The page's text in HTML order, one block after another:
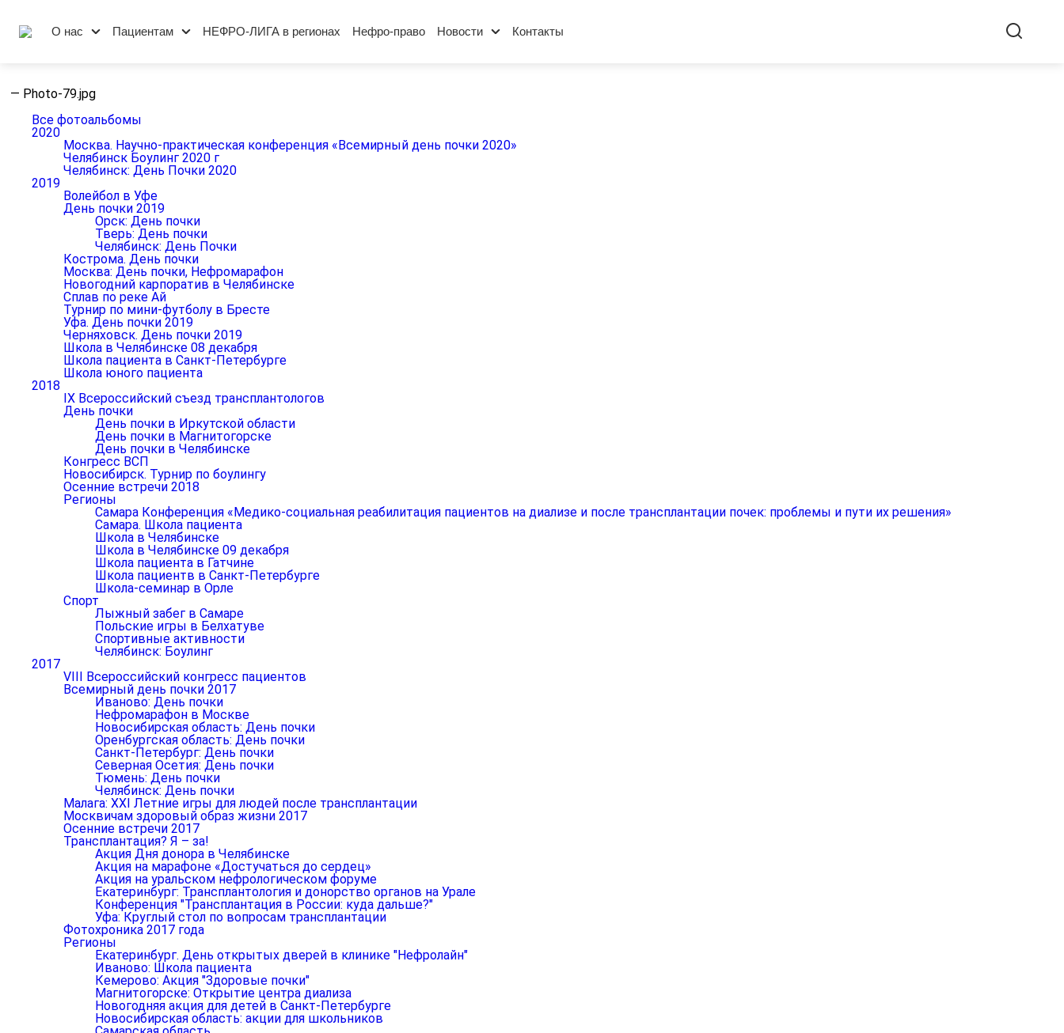
О нас Пациентам НЕФРО-ЛИГА в регионах Нефро-право Новости Контакты
— Photo-79.jpg
Все фотоальбомы
2020
Москва. Научно-практическая конференция «Всемирный день почки 2020»
Челябинск Боулинг 2020 г
Челябинск: День Почки 2020
2019
Волейбол в Уфе
День почки 2019
Орск: День почки
Тверь: День почки
Челябинск: День Почки
Кострома. День почки
Москва: День почки, Нефромарафон
Новогодний карпоратив в Челябинске
Сплав по реке Ай
Турнир по мини-футболу в Бресте
Уфа. День почки 2019
Черняховск. День почки 2019
Школа в Челябинске 08 декабря
Школа пациента в Санкт-Петербурге
Школа юного пациента
2018
IX Всероссийский съезд трансплантологов
День почки
День почки в Иркутской области
День почки в Магнитогорске
День почки в Челябинске
Конгресс ВСП
Новосибирск. Турнир по боулингу
Осенние встречи 2018
Регионы
Самара Конференция «Медико-социальная реабилитация пациентов на диализе и после трансплантации почек: проблемы и пути их решения»
Самара. Школа пациента
Школа в Челябинске
Школа в Челябинске 09 декабря
Школа пациента в Гатчине
Школа пациентв в Санкт-Петербурге
Школа-семинар в Орле
Спорт
Лыжный забег в Самаре
Польские игры в Белхатуве
Спортивные активности
Челябинск: Боулинг
2017
VIII Всероссийский конгресс пациентов
Всемирный день почки 2017
Иваново: День почки
Нефромарафон в Москве
Новосибирская область: День почки
Оренбургская область: День почки
Санкт-Петербург: День почки
Северная Осетия: День почки
Тюмень: День почки
Челябинск: День почки
Малага: XXI Летние игры для людей после трансплантации
Москвичам здоровый образ жизни 2017
Осенние встречи 2017
Трансплантация? Я – за!
Акция Дня донора в Челябинске
Акция на марафоне «Достучаться до сердец»
Акция на уральском нефрологическом форуме
Екатеринбург: Трансплантология и донорство органов на Урале
Конференция "Трансплантация в России: куда дальше?"
Уфа: Круглый стол по вопросам трансплантации
Фотохроника 2017 года
Регионы
Екатеринбург. День открытых дверей в клинике "Нефролайн"
Иваново: Школа пациента
Кемерово: Акция "Здоровые почки"
Магнитогорске: Открытие центра диализа
Новогодняя акция для детей в Санкт-Петербурге
Новосибирская область: акции для школьников